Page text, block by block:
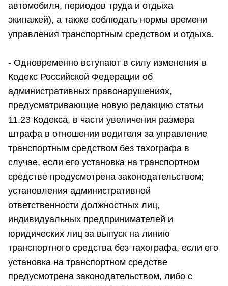
автомобиля, периодов труда и отдыха
экипажей), а также соблюдать нормы времени
управления транспортным средством и отдыха.
- Одновременно вступают в силу изменения в
Кодекс Российской Федерации об
административных правонарушениях,
предусматривающие новую редакцию статьи
11.23 Кодекса, в части увеличения размера
штрафа в отношении водителя за управление
транспортным средством без тахографа в
случае, если его установка на транспортном
средстве предусмотрена законодательством;
установления административной
ответственности должностных лиц,
индивидуальных предпринимателей и
юридических лиц за выпуск на линию
транспортного средства без тахографа, если его
установка на транспортном средстве
предусмотрена законодательством, либо с